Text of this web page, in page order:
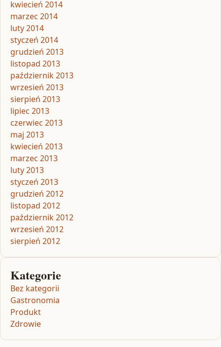
kwiecień 2014
marzec 2014
luty 2014
styczeń 2014
grudzień 2013
listopad 2013
październik 2013
wrzesień 2013
sierpień 2013
lipiec 2013
czerwiec 2013
maj 2013
kwiecień 2013
marzec 2013
luty 2013
styczeń 2013
grudzień 2012
listopad 2012
październik 2012
wrzesień 2012
sierpień 2012
Kategorie
Bez kategorii
Gastronomia
Produkt
Zdrowie